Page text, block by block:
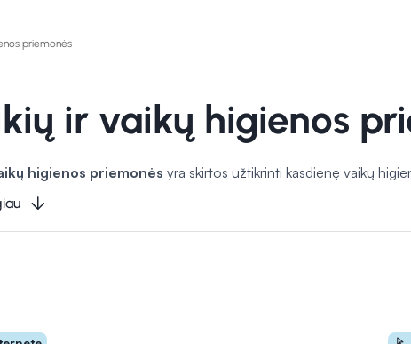
priemonės
ir vaikų higienos
higienos priemonės yra skirtos užtikrinti kasdienę vaikų
yra
atsargiai. Manikiūro rinkinys skirtas nagų priežiūrai,